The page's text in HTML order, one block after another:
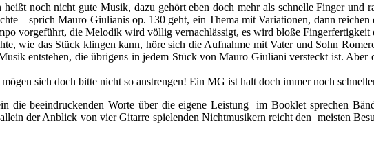
noch nicht gute Musik, dazu gehört eben doch mehr als schnelle Finger
– sprich Mauro Giulianis op. 130 geht, ein Thema mit Variationen, dann
vorgeführt, die Melodik wird völlig vernachlässigt, es wird bloße
wie das Stück klingen kann, höre sich die Aufnahme mit Vater und Sohn
entstehen, die übrigens in jedem Stück von Mauro Giuliani versteckt ist.
sich doch bitte nicht so anstrengen! Ein MG ist halt doch immer noch
die beeindruckenden Worte über die eigene Leistung im Booklet sprechen
der Anblick von vier Gitarre spielenden Nichtmusikern reicht den meisten